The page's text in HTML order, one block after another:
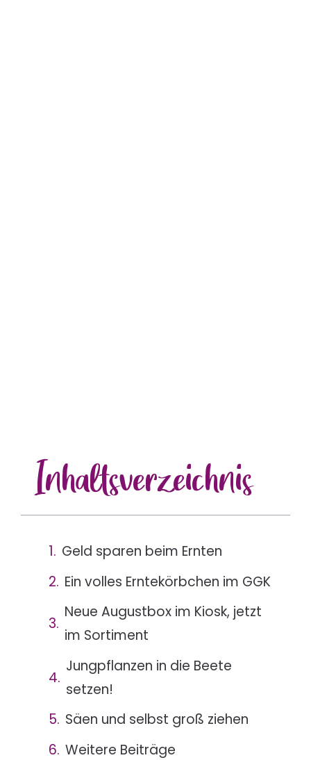
Inhaltsverzeichnis
Geld sparen beim Ernten
Ein volles Erntekörbchen im GGK
Neue Augustbox im Kiosk, jetzt
im Sortiment
Jungpflanzen in die Beete
setzen!
Säen und selbst groß ziehen
Weitere Beiträge